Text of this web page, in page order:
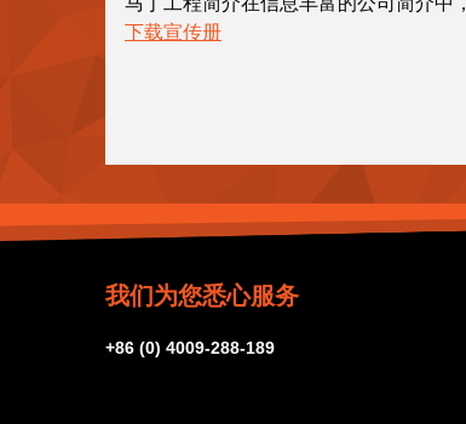
下载宣传册
我们为您悉心服务
+86 (0) 4009-288-189